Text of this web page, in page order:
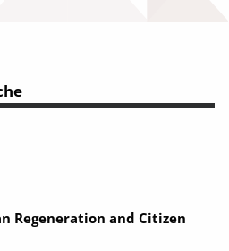
Regeneration and Citizen